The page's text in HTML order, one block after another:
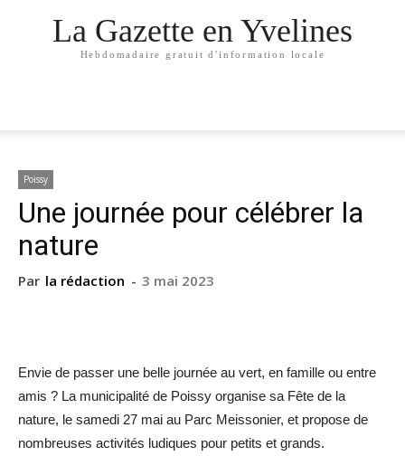
La Gazette en Yvelines
Hebdomadaire gratuit d'information locale
Poissy
Une journée pour célébrer la
nature
Par la rédaction - 3 mai 2023
Envie de passer une belle journée au vert, en famille ou entre
amis ? La municipalité de Poissy organise sa Fête de la
nature, le samedi 27 mai au Parc Meissonier, et propose de
nombreuses activités ludiques pour petits et grands.